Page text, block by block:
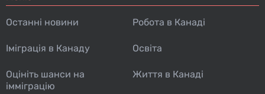
Останні новини
Іміграція в Канаду
Оцініть шанси на
імміграцію
Робота в Канаді
Освіта
Життя в Канаді